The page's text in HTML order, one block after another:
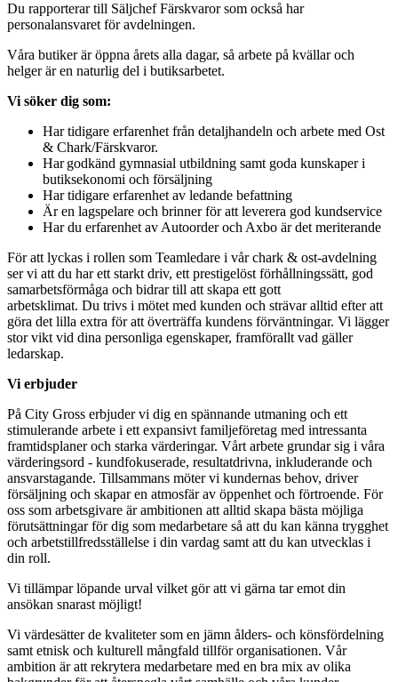
Du rapporterar till Säljchef Färskvaror som också har
personalansvaret för avdelningen.
Våra butiker är öppna årets alla dagar, så arbete på kvällar och
helger är en naturlig del i butiksarbetet.
Vi söker dig som:
Har tidigare erfarenhet från detaljhandeln och arbete med Ost
& Chark/Färskvaror.
Har godkänd gymnasial utbildning samt goda kunskaper i
butiksekonomi och försäljning
Har tidigare erfarenhet av ledande befattning
Är en lagspelare och brinner för att leverera god kundservice
Har du erfarenhet av Autoorder och Axbo är det meriterande
För att lyckas i rollen som Teamledare i vår chark & ost-avdelning
ser vi att du har ett starkt driv, ett prestigelöst förhållningssätt, god
samarbetsförmåga och bidrar till att skapa ett gott
arbetsklimat. Du trivs i mötet med kunden och strävar alltid efter att
göra det lilla extra för att överträffa kundens förväntningar. Vi lägger
stor vikt vid dina personliga egenskaper, framförallt vad gäller
ledarskap.
Vi erbjuder
På City Gross erbjuder vi dig en spännande utmaning och ett
stimulerande arbete i ett expansivt familjeföretag med intressanta
framtidsplaner och starka värderingar. Vårt arbete grundar sig i våra
värderingsord - kundfokuserade, resultatdrivna, inkluderande och
ansvarstagande. Tillsammans möter vi kundernas behov, driver
försäljning och skapar en atmosfär av öppenhet och förtroende. För
oss som arbetsgivare är ambitionen att alltid skapa bästa möjliga
förutsättningar för dig som medarbetare så att du kan känna trygghet
och arbetstillfredsställelse i din vardag samt att du kan utvecklas i
din roll.
Vi tillämpar löpande urval vilket gör att vi gärna tar emot din
ansökan snarast möjligt!
Vi värdesätter de kvaliteter som en jämn ålders- och könsfördelning
samt etnisk och kulturell mångfald tillför organisationen. Vår
ambition är att rekrytera medarbetare med en bra mix av olika